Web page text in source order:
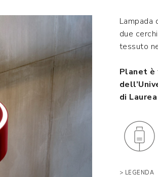
Lampada
due
tessuto
Planet
di
> LEGENDA